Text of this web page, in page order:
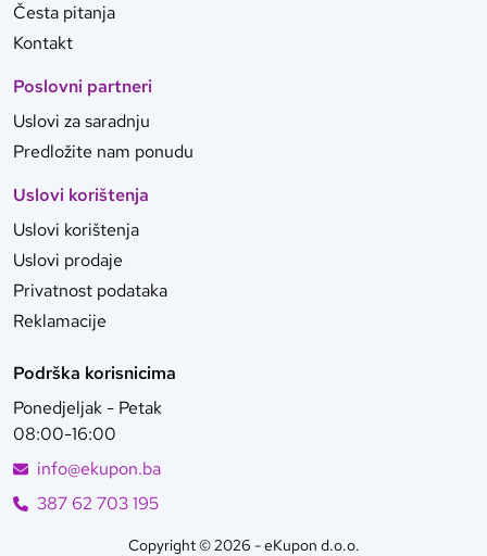
Česta pitanja
Kontakt
Poslovni partneri
Uslovi za saradnju
Predložite nam ponudu
Uslovi korištenja
Uslovi korištenja
Uslovi prodaje
Privatnost podataka
Reklamacije
Podrška korisnicima
Ponedjeljak - Petak
08:00-16:00
info@ekupon.ba
387 62 703 195
Copyright © 2026 - eKupon d.o.o.